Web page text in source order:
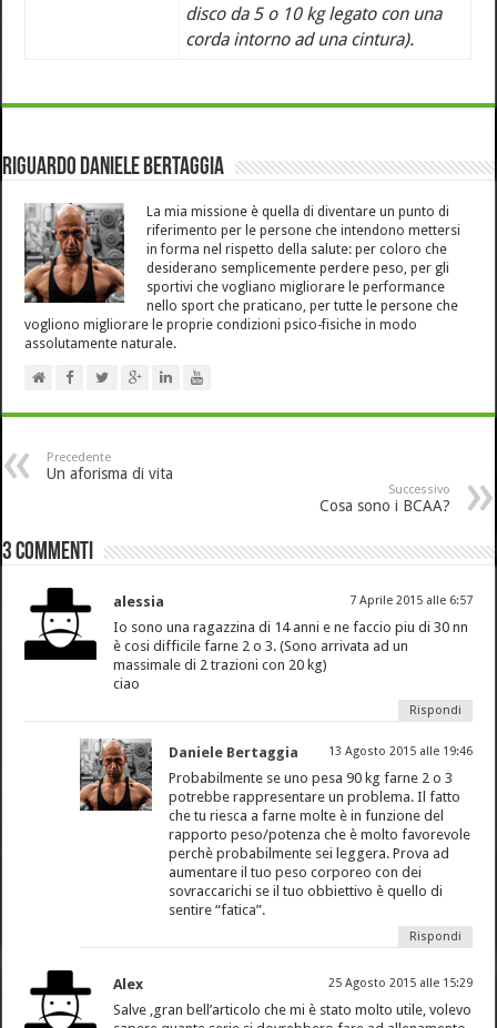
disco da 5 o 10 kg legato con una
corda intorno ad una cintura).
Riguardo Daniele Bertaggia
La mia missione è quella di diventare un punto di
riferimento per le persone che intendono mettersi
in forma nel rispetto della salute: per coloro che
desiderano semplicemente perdere peso, per gli
sportivi che vogliano migliorare le performance
nello sport che praticano, per tutte le persone che
vogliono migliorare le proprie condizioni psico-fisiche in modo
assolutamente naturale.
Precedente
Un aforisma di vita
Successivo
Cosa sono i BCAA?
3 Commenti
alessia 7 Aprile 2015 alle 6:57
Io sono una ragazzina di 14 anni e ne faccio piu di 30 nn
è cosi difficile farne 2 o 3. (Sono arrivata ad un
massimale di 2 trazioni con 20 kg)
ciao
Rispondi
Daniele Bertaggia 13 Agosto 2015 alle 19:46
Probabilmente se uno pesa 90 kg farne 2 o 3
potrebbe rappresentare un problema. Il fatto
che tu riesca a farne molte è in funzione del
rapporto peso/potenza che è molto favorevole
perchè probabilmente sei leggera. Prova ad
aumentare il tuo peso corporeo con dei
sovraccarichi se il tuo obbiettivo è quello di
sentire “fatica”.
Rispondi
Alex 25 Agosto 2015 alle 15:29
Salve ,gran bell’articolo che mi è stato molto utile, volevo